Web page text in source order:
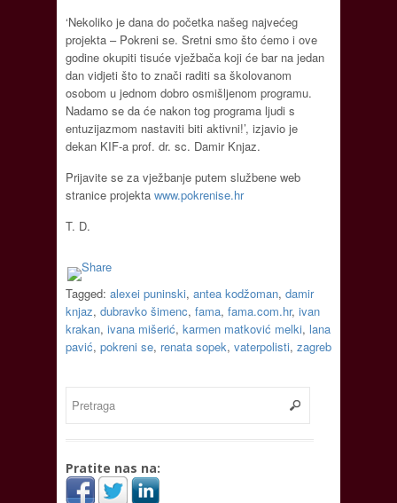
‘Nekoliko je dana do početka našeg najvećeg
projekta – Pokreni se. Sretni smo što ćemo i ove
godine okupiti tisuće vježbača koji će bar na jedan
dan vidjeti što to znači raditi sa školovanom
osobom u jednom dobro osmišljenom programu.
Nadamo se da će nakon tog programa ljudi s
entuzijazmom nastaviti biti aktivni!’, izjavio je
dekan KIF-a prof. dr. sc. Damir Knjaz.
Prijavite se za vježbanje putem službene web
stranice projekta www.pokrenise.hr
T. D.
Tagged: alexei puninski, antea kodžoman, damir
knjaz, dubravko šimenc, fama, fama.com.hr, ivan
krakan, ivana mišerić, karmen matković melki, lana
pavić, pokreni se, renata sopek, vaterpolisti, zagreb
Pratite nas na: